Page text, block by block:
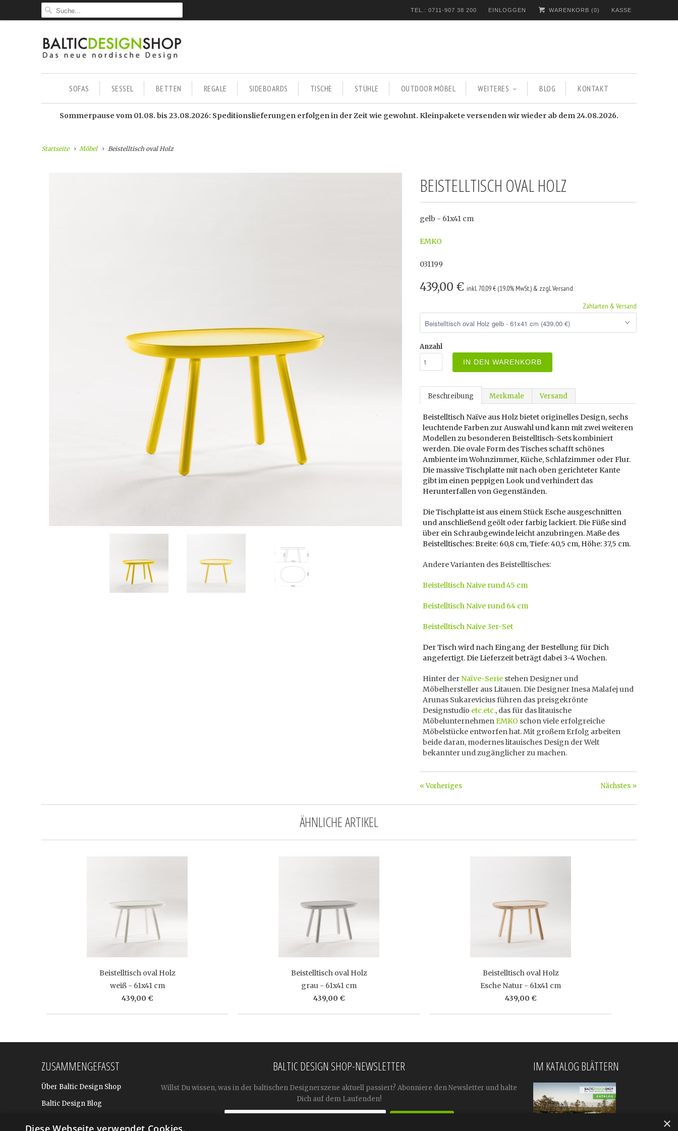
TEL.: 0711-907 38 200 EINLOGGEN WARENKORB (0) KASSE
SOFAS SESSEL BETTEN REGALE SIDEBOARDS TISCHE STÜHLE OUTDOOR MÖBEL WEITERES BLOG KONTAKT
Sommerpause vom 01.08. bis 23.08.2026: Speditionslieferungen erfolgen in der Zeit wie gewohnt. Kleinpakete versenden wir wieder ab dem 24.08.2026.
Startseite Möbel Beistelltisch oval Holz
BEISTELLTISCH OVAL HOLZ
gelb - 61x41 cm
EMKO
031199
439,00 € inkl. 70,09 € (19.0% MwSt.) & zzgl. Versand
Zahlarten & Versand
Anzahl
IN DEN WARENKORB
Beschreibung Merkmale Versand
Beistelltisch Naïve aus Holz bietet originelles Design, sechs
leuchtende Farben zur Auswahl und kann mit zwei weiteren
Modellen zu besonderen Beistelltisch-Sets kombiniert
werden. Die ovale Form des Tisches schafft schönes
Ambiente im Wohnzimmer, Küche, Schlafzimmer oder Flur.
Die massive Tischplatte mit nach oben gerichteter Kante
gibt im einen peppigen Look und verhindert das
Herunterfallen von Gegenständen.
Die Tischplatte ist aus einem Stück Esche ausgeschnitten
und anschließend geölt oder farbig lackiert. Die Füße sind
über ein Schraubgewinde leicht anzubringen. Maße des
Beistelltisches: Breite: 60,8 cm, Tiefe: 40,5 cm, Höhe: 37,5 cm.
Andere Varianten des Beistelltisches:
Beistelltisch Naive rund 45 cm
Beistelltisch Naive rund 64 cm
Beistelltisch Naive 3er-Set
Der Tisch wird nach Eingang der Bestellung für Dich
angefertigt. Die Lieferzeit beträgt dabei 3-4 Wochen.
Hinter der Naïve-Serie stehen Designer und
Möbelhersteller aus Litauen. Die Designer Inesa Malafej und
Arunas Sukarevicius führen das preisgekrönte
Designstudio etc.etc., das für das litauische
MöbelunternehmenEMKO schon viele erfolgreiche
Möbelstücke entworfen hat. Mit großem Erfolg arbeiten
beide daran, modernes litauisches Design der Welt
bekannter und zugänglicher zu machen.
Nächstes »
« Vorheriges
ÄHNLICHE ARTIKEL
Beistelltisch oval Holz
weiß - 61x41 cm
439,00 €
Beistelltisch oval Holz
grau - 61x41 cm
439,00 €
Beistelltisch oval Holz
Esche Natur - 61x41 cm
439,00 €
ZUSAMMENGEFASST
Über Baltic Design Shop
Baltic Design Blog
BALTIC DESIGN SHOP-NEWSLETTER
Willst Du wissen, was in der baltischen Designerszene aktuell passiert? Abonniere den Newsletter und halte
Dich auf dem Laufenden!
IM KATALOG BLÄTTERN
×
Diese Webseite verwendet Cookies.